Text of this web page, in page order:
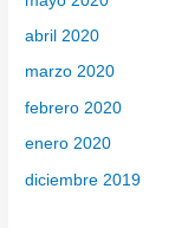
abril 2020
marzo 2020
febrero 2020
enero 2020
diciembre 2019